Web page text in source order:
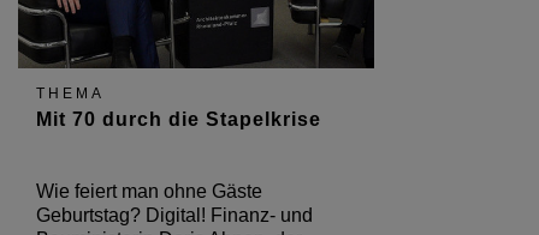
THEMA
Mit 70 durch die Stapelkrise
Wie feiert man ohne Gäste
Geburtstag? Digital! Finanz- und